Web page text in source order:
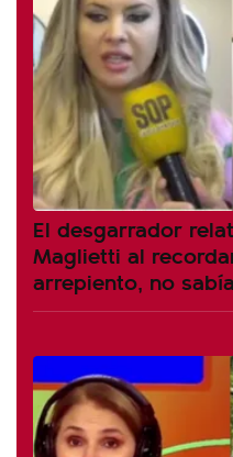
El desgarrador
Maglietti al
arrepiento, no